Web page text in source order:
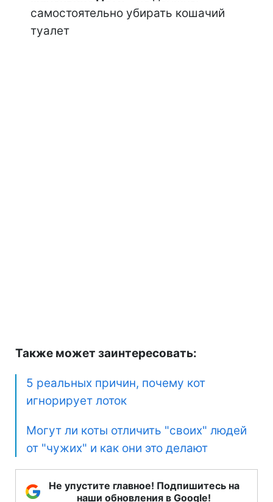
самостоятельно убирать кошачий
туалет
Также может заинтересовать:
5 реальных причин, почему кот
игнорирует лоток
Могут ли коты отличить "своих" людей
от "чужих" и как они это делают
Не упустите главное! Подпишитесь на
наши обновления в Google!